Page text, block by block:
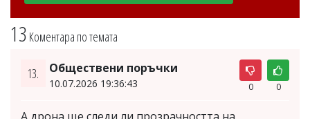
13 Коментара по темата
13. Обществени поръчки
10.07.2026 19:36:43 0 0